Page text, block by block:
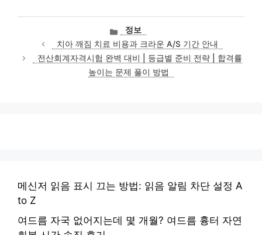
카
테
고
리
정보
치아 깨짐 치료 비용과 크라운 A/S 기간 안내
전산회계자격시험 완벽 대비 | 등급별 준비 전략 | 합격률
높이는 문제 풀이 방법
메신저 읽음 표시 끄는 방법: 읽음 알림 차단 설정 A
to Z
여드름 자국 없어지는데 몇 개월? 여드름 흉터 자연